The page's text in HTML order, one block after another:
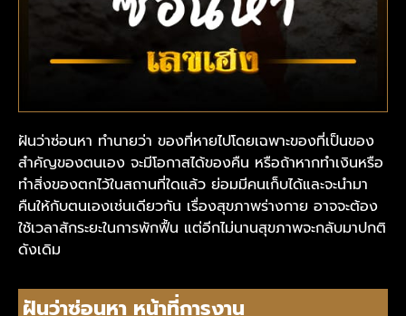
ฝันว่าซ่อนหา ทำนายว่า ของที่หายไปโดยเฉพาะของที่เป็นของ
สำคัญของตนเอง จะมีโอกาสได้ของคืน หรือถ้าหากทำเงินหรือ
ทำสิ่งของตกไว้ในสถานที่ใดแล้ว ย่อมมีคนเก็บได้และจะนำมา
คืนให้กับตนเองเช่นเดียวกัน เรื่องสุขภาพร่างกาย อาจจะต้อง
ใช้เวลาสักระยะในการพักฟื้น แต่อีกไม่นานสุขภาพจะกลับมาปกติ
ดังเดิม
ฝันว่าซ่อนหา หน้าที่การงาน